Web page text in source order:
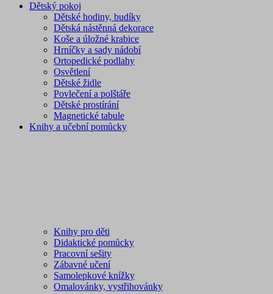
Dětský pokoj
Dětské hodiny, budíky
Dětská nástěnná dekorace
Koše a úložné krabice
Hrníčky a sady nádobí
Ortopedické podlahy
Osvětlení
Dětské židle
Povlečení a polštáře
Dětské prostírání
Magnetické tabule
Knihy a učební pomůcky
Knihy pro děti
Didaktické pomůcky
Pracovní sešity
Zábavné učení
Samolepkové knížky
Omalovánky, vystřihovánky